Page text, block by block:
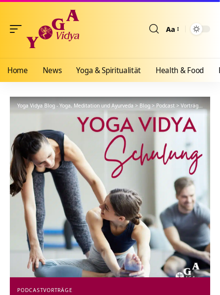
Aa
Home News Yoga & Spiritualität Health & Food
Yoga Vidya Blog - Yoga, Meditation und Ayurveda>Blog>Podcast>Vorträge >
PODCASTVORTRÄGE